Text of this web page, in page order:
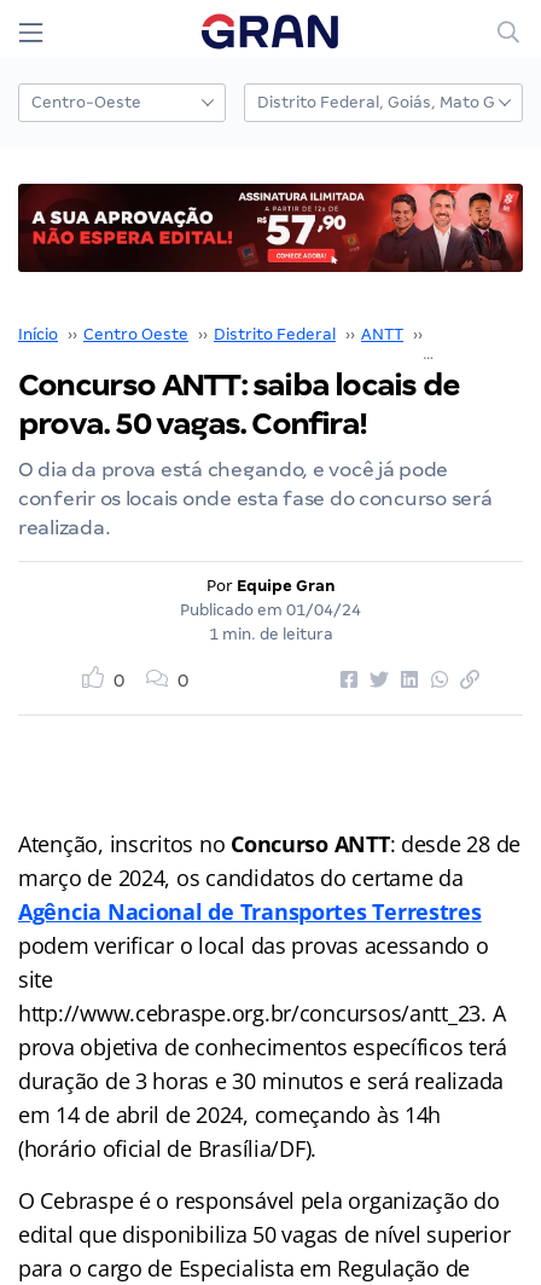
Início ›› Centro Oeste ›› Distrito Federal ›› ANTT ››
Concurso ANTT: saiba locais de
prova. 50 vagas. Confira!
O dia da prova está chegando, e você já pode
conferir os locais onde esta fase do concurso será
realizada.
Por Equipe Gran
Publicado em 01/04/24
1 min. de leitura
0 0
Atenção, inscritos no Concurso ANTT: desde 28 de
março de 2024, os candidatos do certame da
Agência Nacional de Transportes Terrestres
podem verificar o local das provas acessando o
site
http://www.cebraspe.org.br/concursos/antt_23. A
prova objetiva de conhecimentos específicos terá
duração de 3 horas e 30 minutos e será realizada
em 14 de abril de 2024, começando às 14h
(horário oficial de Brasília/DF).
O Cebraspe é o responsável pela organização do
edital que disponibiliza 50 vagas de nível superior
para o cargo de Especialista em Regulação de